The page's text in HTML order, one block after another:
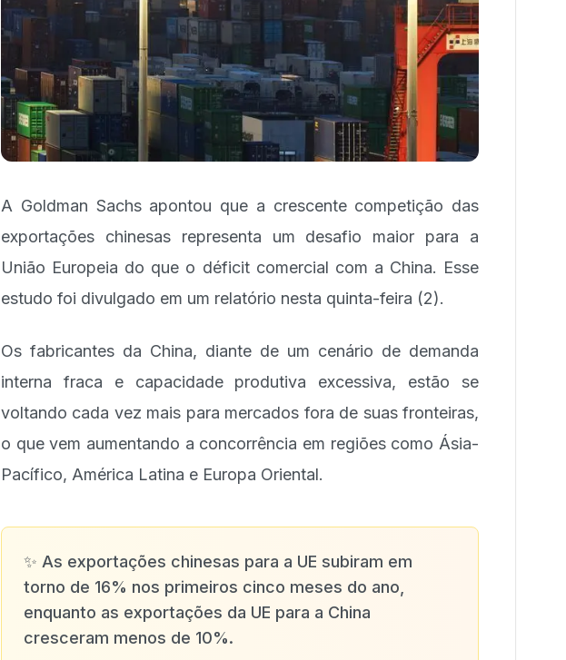
A Goldman Sachs apontou que a crescente competição das
exportações chinesas representa um desafio maior para a
União Europeia do que o déficit comercial com a China. Esse
estudo foi divulgado em um relatório nesta quinta-feira (2).
Os fabricantes da China, diante de um cenário de demanda
interna fraca e capacidade produtiva excessiva, estão se
voltando cada vez mais para mercados fora de suas fronteiras,
o que vem aumentando a concorrência em regiões como Ásia-
Pacífico, América Latina e Europa Oriental.
✨ As exportações chinesas para a UE subiram em
torno de 16% nos primeiros cinco meses do ano,
enquanto as exportações da UE para a China
cresceram menos de 10%.